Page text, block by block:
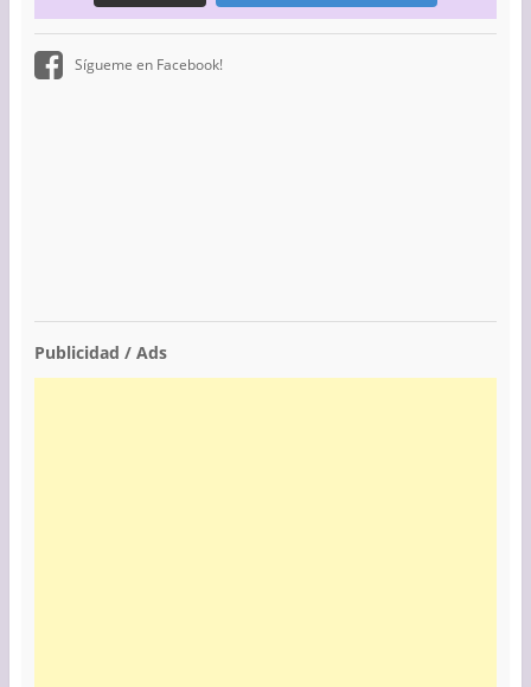
Sígueme en Facebook!
Publicidad / Ads